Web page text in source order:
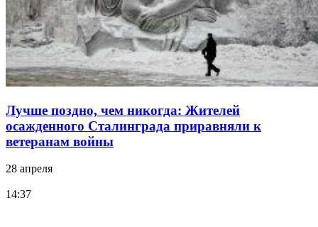
Лучше поздно, чем никогда: Жителей
осажденного Сталинграда приравняли к
ветеранам войны
28 апреля
14:37